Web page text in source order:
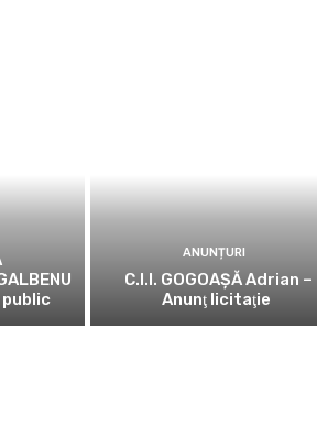
public
ANUNȚURI
C.I.I. GOGOAŞĂ Adrian –
Anunţ licitaţie